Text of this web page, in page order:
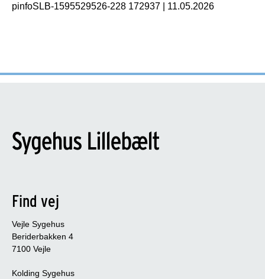
pinfoSLB-1595529526-228 172937 11.05.2026
Find vej
Vejle Sygehus
Beriderbakken 4
7100 Vejle
Kolding Sygehus